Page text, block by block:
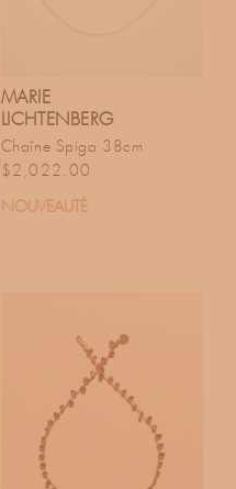
MARIE
LICHTENBERG
Chaîne Spiga 38cm
Prix habituel
$2,022.00
NOUVEAUTÉ